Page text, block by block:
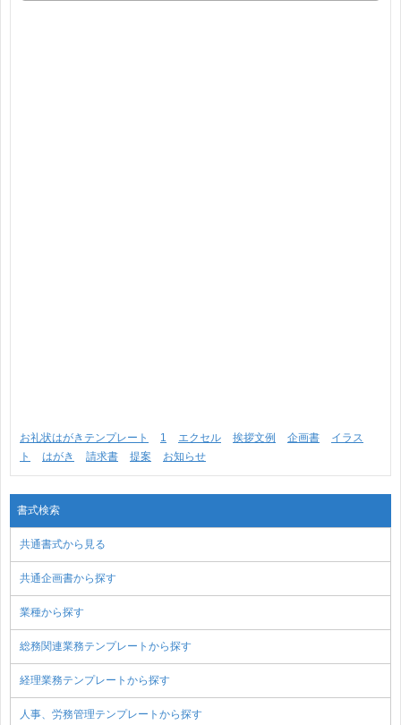
お礼状はがきテンプレート 1 エクセル 挨拶文例 企画書
イラス
ト
はがき 請求書 提案 お知らせ
書式検索
共通書式から見る
共通企画書から探す
業種から探す
総務関連業務テンプレートから探す
経理業務テンプレートから探す
人事、労務管理テンプレートから探す